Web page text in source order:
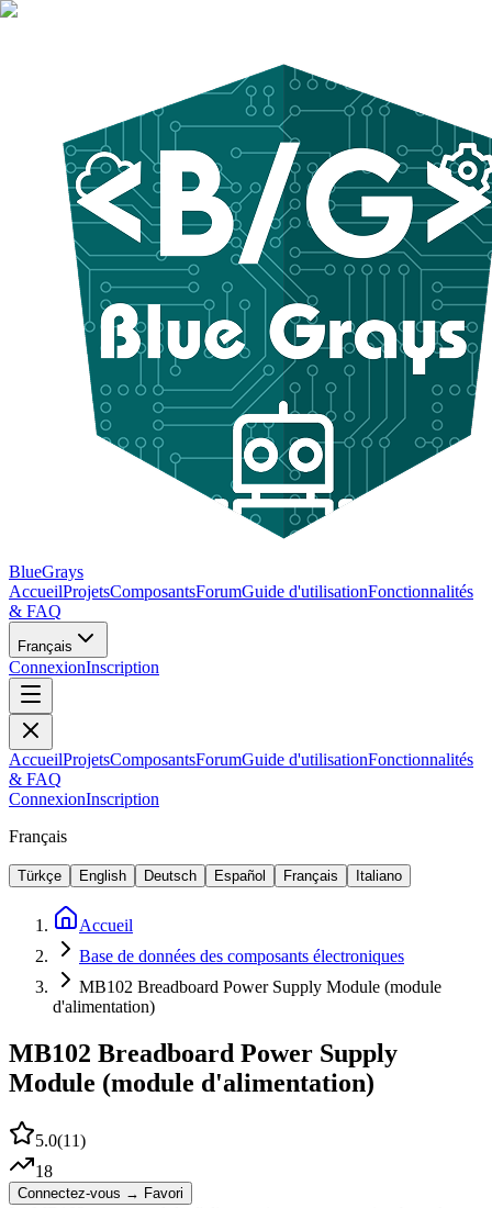
BlueGrays
AccueilProjetsComposantsForumGuide d'utilisationFonctionnalités
& FAQ
Français
ConnexionInscription
AccueilProjetsComposantsForumGuide d'utilisationFonctionnalités
& FAQ
ConnexionInscription
Français
Türkçe English Deutsch Español Français Italiano
Accueil
Base de données des composants électroniques
MB102 Breadboard Power Supply Module (module
d'alimentation)
MB102 Breadboard Power Supply
Module (module d'alimentation)
5.0(11)
18
Connectez-vous → Favori